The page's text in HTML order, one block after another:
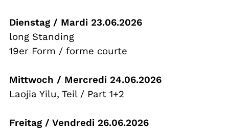
Dienstag / Mardi 23.06.2026
long Standing
19er Form / forme courte
Mittwoch / Mercredi 24.06.2026
Laojia Yilu, Teil / Part 1+2
Freitag / Vendredi 26.06.2026